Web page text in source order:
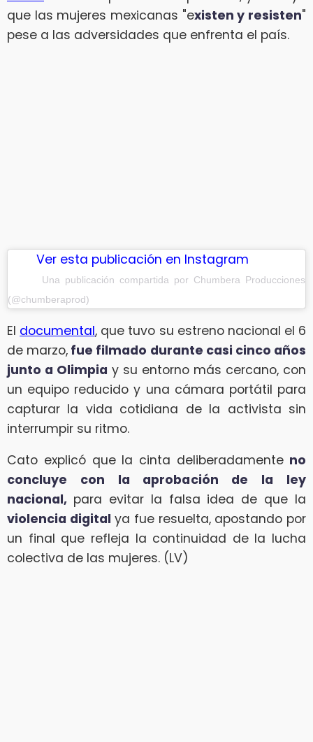
que las mujeres mexicanas "existen y resisten"
pese a las adversidades que enfrenta el país.
Ver esta publicación en Instagram
Una publicación compartida por Chumbera Producciones
(@chumberaprod)
El documental, que tuvo su estreno nacional el 6
de marzo, fue filmado durante casi cinco años
junto a Olimpia y su entorno más cercano, con
un equipo reducido y una cámara portátil para
capturar la vida cotidiana de la activista sin
interrumpir su ritmo.
Cato explicó que la cinta deliberadamente no
concluye con la aprobación de la ley
nacional, para evitar la falsa idea de que la
violencia digital ya fue resuelta, apostando por
un final que refleja la continuidad de la lucha
colectiva de las mujeres. (LV)